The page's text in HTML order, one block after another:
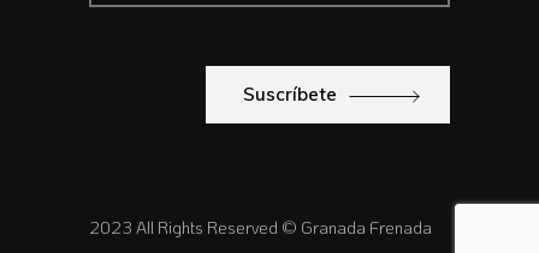
Suscríbete
2023 All Rights Reserved © Granada Frenada